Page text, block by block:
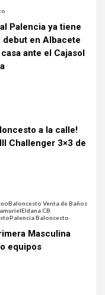
Palencia ya tiene
debut en Albacete
ante el Cajasol
a la calle!
Challenger 3×3 de
Baloncesto Venta de Baños
Eldana CB
Palencia Baloncesto
Masculina
equipos